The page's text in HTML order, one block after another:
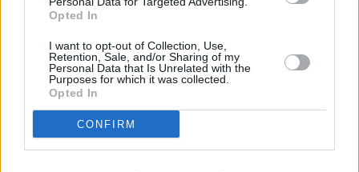
Opted In
I want to opt-out of Collection, Use,
Retention, Sale, and/or Sharing of my
Personal Data that Is Unrelated with the
Purposes for which it was collected.
Opted In
CONFIRM
* Την ενημέρωσή τους για τα ενεργειακά
δικαιώματα.
Απολογισμός του γραφείου σε αριθμούς
Σύμφωνα με τον απολογισμό λειτουργίας του